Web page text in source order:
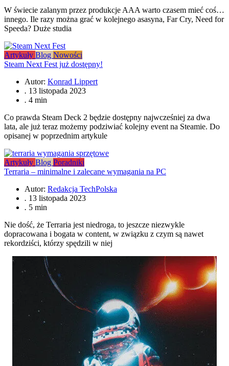
W świecie zalanym przez produkcje AAA warto czasem mieć coś…
innego. Ile razy można grać w kolejnego asasyna, Far Cry, Need for
Speeda? Duże studia
Artykuły Blog Nowości
Steam Next Fest już dostępny!
Autor: Konrad Lippert
. 13 listopada 2023
. 4 min
Co prawda Steam Deck 2 będzie dostępny najwcześniej za dwa
lata, ale już teraz możemy podziwiać kolejny event na Steamie. Do
opisanej w poprzednim artykule
Artykuły Blog Poradniki
Terraria – minimalne i zalecane wymagania na PC
Autor: Redakcja TechPolska
. 13 listopada 2023
. 5 min
Nie dość, że Terraria jest niedroga, to jeszcze niezwykle
dopracowana i bogata w content, w związku z czym są nawet
rekordziści, którzy spędzili w niej